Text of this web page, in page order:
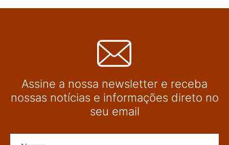
Assine a nossa newsletter e receba
nossas notícias e informações direto no
seu email